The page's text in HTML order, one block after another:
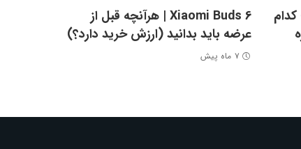
کدام
Xiaomi Buds 6 | هرآنچه قبل از
عرضه باید بدانید (ارزش خرید دارد؟)
۷ ماه پیش